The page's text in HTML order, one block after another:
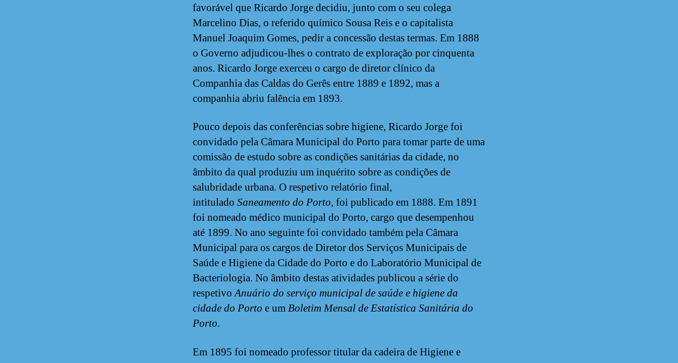
favorável que Ricardo Jorge decidiu, junto com o seu colega
Marcelino Dias, o referido químico Sousa Reis e o capitalista
Manuel Joaquim Gomes, pedir a concessão destas termas. Em 1888
o Governo adjudicou-lhes o contrato de exploração por cinquenta
anos. Ricardo Jorge exerceu o cargo de diretor clínico da
Companhia das Caldas do Gerês entre 1889 e 1892, mas a
companhia abriu falência em 1893.
Pouco depois das conferências sobre higiene, Ricardo Jorge foi
convidado pela Câmara Municipal do Porto para tomar parte de uma
comissão de estudo sobre as condições sanitárias da cidade, no
âmbito da qual produziu um inquérito sobre as condições de
salubridade urbana. O respetivo relatório final,
intitulado Saneamento do Porto, foi publicado em 1888. Em 1891
foi nomeado médico municipal do Porto, cargo que desempenhou
até 1899. No ano seguinte foi convidado também pela Câmara
Municipal para os cargos de Diretor dos Serviços Municipais de
Saúde e Higiene da Cidade do Porto e do Laboratório Municipal de
Bacteriologia. No âmbito destas atividades publicou a série do
respetivoAnuário do serviço municipal de saúde e higiene da
cidade do Porto e umBoletim Mensal de Estatística Sanitária do
Porto.
Em 1895 foi nomeado professor titular da cadeira de Higiene e